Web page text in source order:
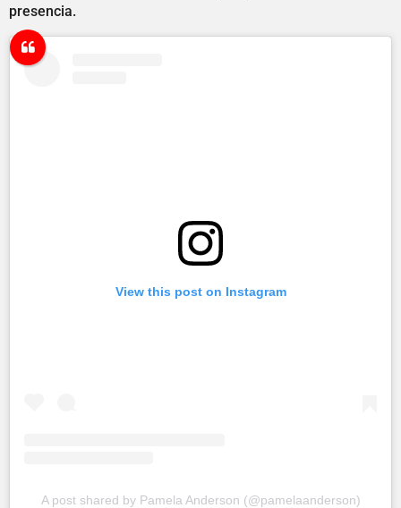
presencia.
View this post on Instagram
A post shared by Pamela Anderson (@pamelaanderson)